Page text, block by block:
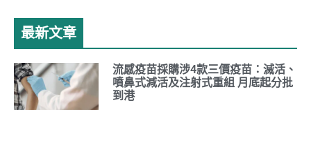
最新文章
流感疫苗採購涉4款三價疫苗：滅活、
噴鼻式減活及注射式重組 月底起分批
到港